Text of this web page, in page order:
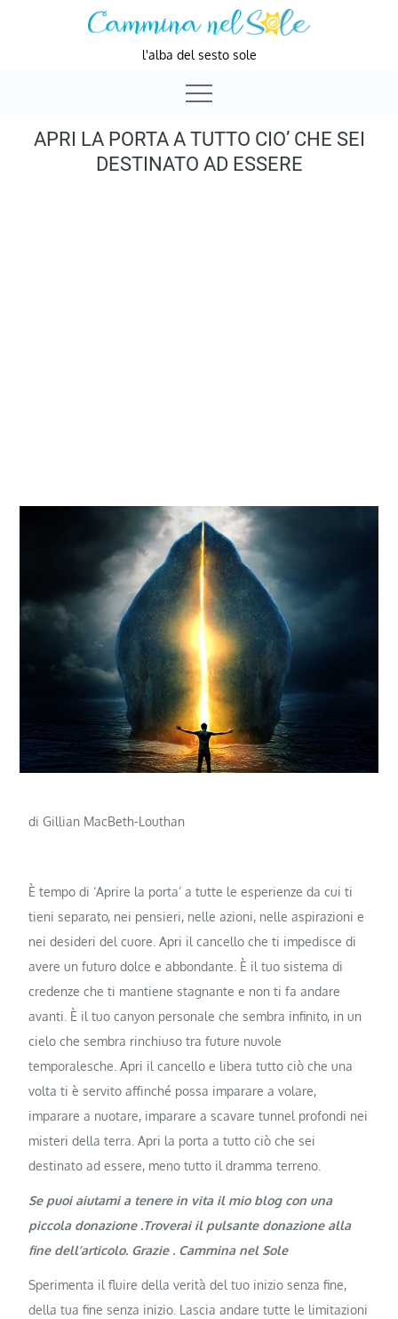
l'alba del sesto sole
APRI LA PORTA A TUTTO CIO’ CHE SEI
DESTINATO AD ESSERE
di Gillian MacBeth-Louthan
È tempo di ‘Aprire la porta’ a tutte le esperienze da cui ti
tieni separato, nei pensieri, nelle azioni, nelle aspirazioni e
nei desideri del cuore. Apri il cancello che ti impedisce di
avere un futuro dolce e abbondante. È il tuo sistema di
credenze che ti mantiene stagnante e non ti fa andare
avanti. È il tuo canyon personale che sembra infinito, in un
cielo che sembra rinchiuso tra future nuvole
temporalesche. Apri il cancello e libera tutto ciò che una
volta ti è servito affinché possa imparare a volare,
imparare a nuotare, imparare a scavare tunnel profondi nei
misteri della terra. Apri la porta a tutto ciò che sei
destinato ad essere, meno tutto il dramma terreno.
Se puoi aiutami a tenere in vita il mio blog con una
piccola donazione .Troverai il pulsante donazione alla
fine dell’articolo. Grazie . Cammina nel Sole
Sperimenta il fluire della verità del tuo inizio senza fine,
della tua fine senza inizio. Lascia andare tutte le limitazioni